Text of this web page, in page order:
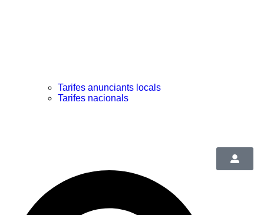
Tarifes anunciants locals
Tarifes nacionals